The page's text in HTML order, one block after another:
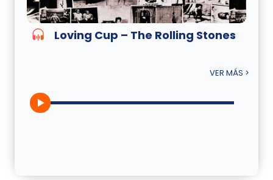
Loving Cup – The Rolling Stones
VER MÁS >